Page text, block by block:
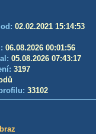
02.02.2021 15:14:53
06.08.2026 00:01:56
05.08.2026 07:43:17
3197
33102